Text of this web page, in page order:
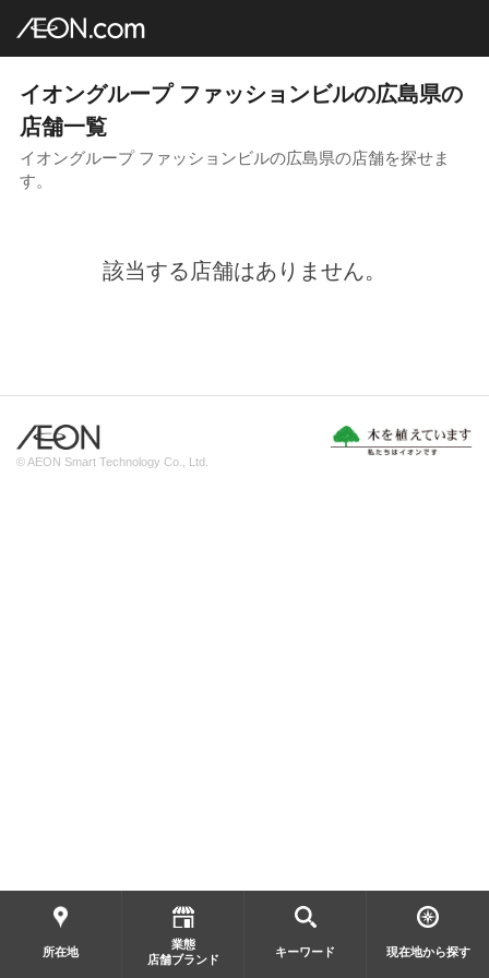
イオングループ店舗一覧
イオングループ ファッションビルの広島県の
店舗一覧
イオングループ ファッションビルの広島県の店舗を探せま
す。
該当する店舗はありません。
所在地
業態
店舗ブランド
キーワード 現在地から探す
© AEON Smart Technology Co., Ltd.